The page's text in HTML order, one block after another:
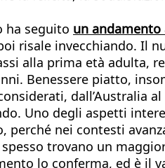
ha seguito un andamento
risale invecchiando. Il
alla prima età
Benessere piatto,
dall’Australia
Uno degli aspetti
nei contesti
trovano un
lo conferma, ed è il